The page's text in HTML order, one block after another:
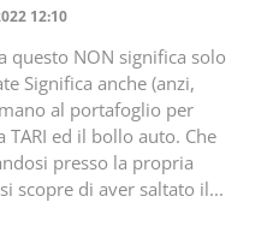
12:10
questo NON significa solo
Significa anche (anzi,
al portafoglio per
TARI ed il bollo auto. Che
presso la propria
scopre di aver saltato il...